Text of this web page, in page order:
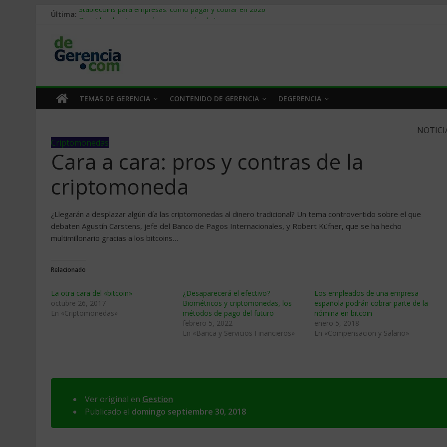
Última: Stablecoins para empresas: cómo pagar y cobrar en 2026
Trabajo forzoso en la cadena de suministro: qué hacer
Mercado hispano de EE. UU.: cómo segmentarlo y venderle
TEMAS DE GERENCIA CONTENIDO DE GERENCIA DEGERENCIA
Criptomonedas
Cara a cara: pros y contras de la
criptomoneda
¿Llegarán a desplazar algún día las criptomonedas al dinero tradicional? Un tema controvertido sobre el que
debaten Agustín Carstens, jefe del Banco de Pagos Internacionales, y Robert Küfner, que se ha hecho
multimillonario gracias a los bitcoins…
Relacionado
La otra cara del «bitcoin»
octubre 26, 2017
En «Criptomonedas»
¿Desaparecerá el efectivo?
Biométricos y criptomonedas, los
métodos de pago del futuro
febrero 5, 2022
En «Banca y Servicios Financieros»
Los empleados de una empresa
española podrán cobrar parte de la
nómina en bitcoin
enero 5, 2018
En «Compensacion y Salario»
Ver original en Gestion
Publicado el domingo septiembre 30, 2018